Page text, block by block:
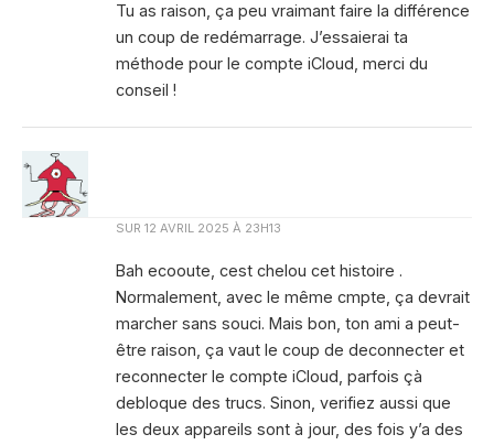
Tu as raison, ça peu vraimant faire la différence
un coup de redémarrage. J’essaierai ta
méthode pour le compte iCloud, merci du
conseil !
SUR 12 AVRIL 2025 À 23H13
Bah ecooute, cest chelou cet histoire .
Normalement, avec le même cmpte, ça devrait
marcher sans souci. Mais bon, ton ami a peut-
être raison, ça vaut le coup de deconnecter et
reconnecter le compte iCloud, parfois çà
debloque des trucs. Sinon, verifiez aussi que
les deux appareils sont à jour, des fois y’a des